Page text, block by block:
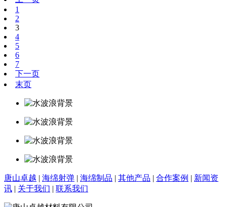
1
2
3
4
5
6
7
下一页
末页
唐山卓越 | 海绵射弹 | 海绵制品 | 其他产品 | 合作案例 | 新闻资
讯 | 关于我们 | 联系我们